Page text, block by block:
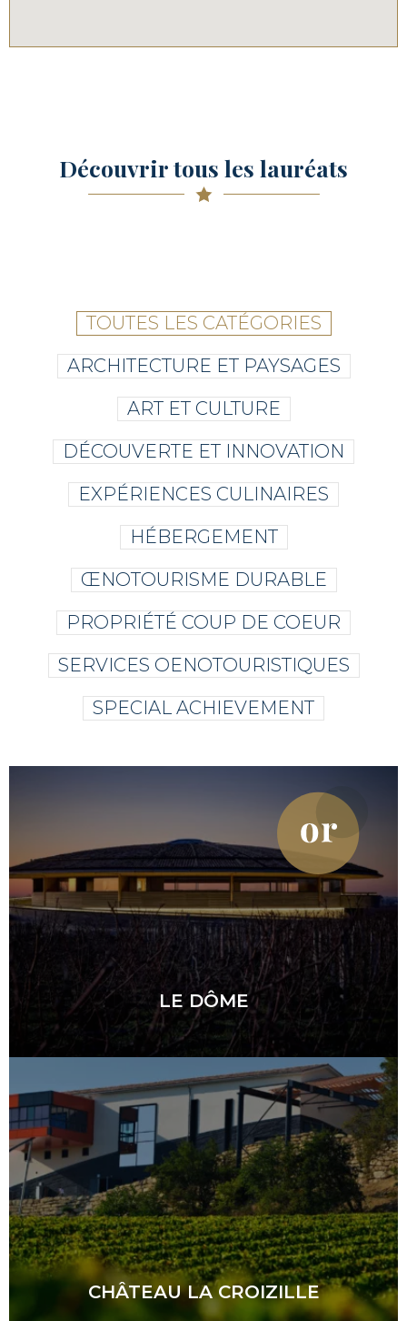
Découvrir tous les lauréats
TOUTES LES CATÉGORIES
ARCHITECTURE ET PAYSAGES
ART ET CULTURE
DÉCOUVERTE ET INNOVATION
EXPÉRIENCES CULINAIRES
HÉBERGEMENT
ŒNOTOURISME DURABLE
PROPRIÉTÉ COUP DE COEUR
SERVICES OENOTOURISTIQUES
SPECIAL ACHIEVEMENT
LE DÔME
CHÂTEAU LA CROIZILLE